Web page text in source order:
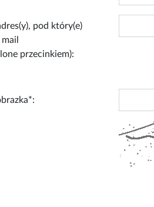
pod który(e)
mail
przecinkiem):